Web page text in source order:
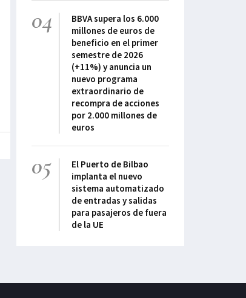
04
BBVA supera los 6.000
millones de euros de
beneficio en el primer
semestre de 2026
(+11%) y anuncia un
nuevo programa
extraordinario de
recompra de acciones
por 2.000 millones de
euros
05
El Puerto de Bilbao
implanta el nuevo
sistema automatizado
de entradas y salidas
para pasajeros de fuera
de la UE